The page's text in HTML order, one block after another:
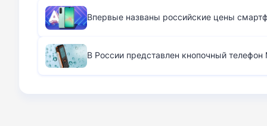
Впервые названы российские цены
В России представлен кнопочный